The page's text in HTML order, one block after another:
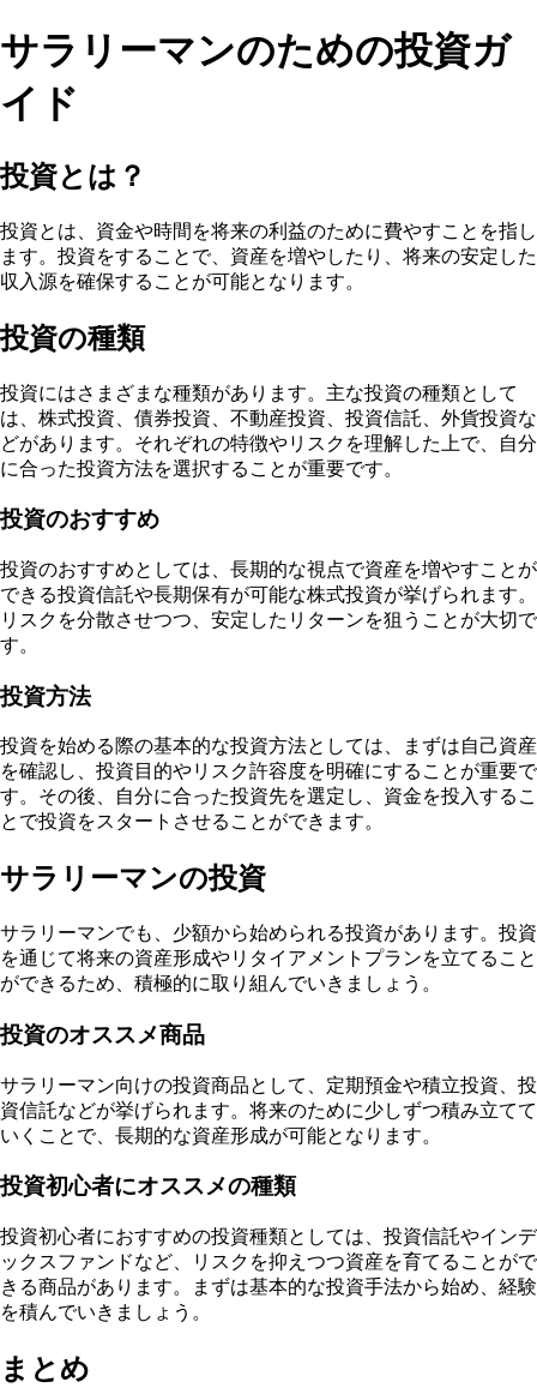
サラリーマンのための投資ガ
イド
投資とは？
投資とは、資金や時間を将来の利益のために費やすことを指し
ます。投資をすることで、資産を増やしたり、将来の安定した
収入源を確保することが可能となります。
投資の種類
投資にはさまざまな種類があります。主な投資の種類として
は、株式投資、債券投資、不動産投資、投資信託、外貨投資な
どがあります。それぞれの特徴やリスクを理解した上で、自分
に合った投資方法を選択することが重要です。
投資のおすすめ
投資のおすすめとしては、長期的な視点で資産を増やすことが
できる投資信託や長期保有が可能な株式投資が挙げられます。
リスクを分散させつつ、安定したリターンを狙うことが大切で
す。
投資方法
投資を始める際の基本的な投資方法としては、まずは自己資産
を確認し、投資目的やリスク許容度を明確にすることが重要で
す。その後、自分に合った投資先を選定し、資金を投入するこ
とで投資をスタートさせることができます。
サラリーマンの投資
サラリーマンでも、少額から始められる投資があります。投資
を通じて将来の資産形成やリタイアメントプランを立てること
ができるため、積極的に取り組んでいきましょう。
投資のオススメ商品
サラリーマン向けの投資商品として、定期預金や積立投資、投
資信託などが挙げられます。将来のために少しずつ積み立てて
いくことで、長期的な資産形成が可能となります。
投資初心者にオススメの種類
投資初心者におすすめの投資種類としては、投資信託やインデ
ックスファンドなど、リスクを抑えつつ資産を育てることがで
きる商品があります。まずは基本的な投資手法から始め、経験
を積んでいきましょう。
まとめ